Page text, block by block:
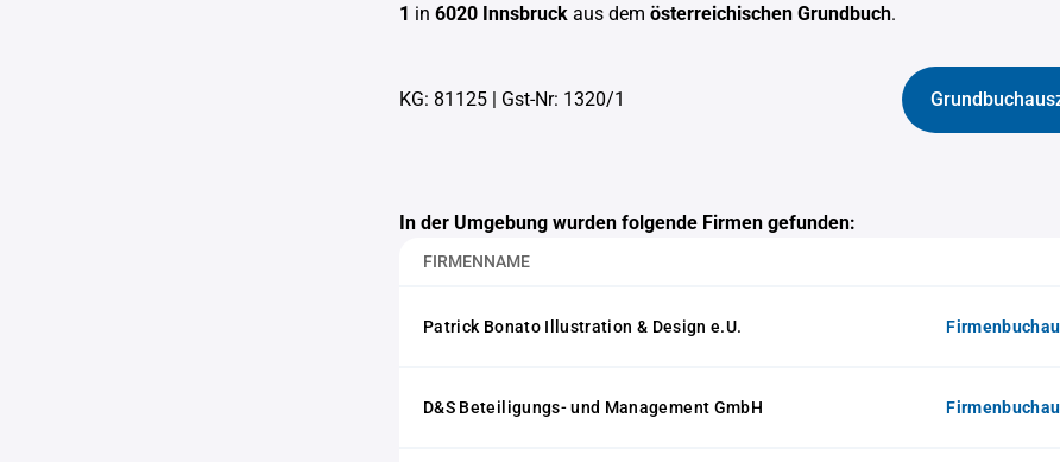
1 in 6020 Innsbruck aus dem österreichischen Grundbuch.
KG: 81125 | Gst-Nr: 1320/1
In der Umgebung wurden folgende Firmen gefunden:
FIRMENNAME
Patrick Bonato Illustration & Design e.U.
D&S Beteiligungs- und Management GmbH